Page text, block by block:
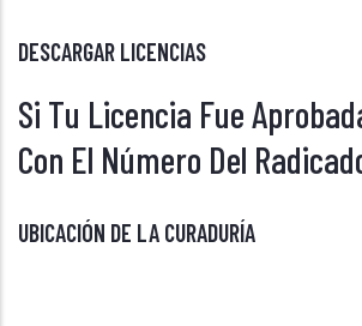
DESCARGAR LICENCIAS
Si Tu Licencia Fue
Con El Número Del
UBICACIÓN DE LA CURADURÍA